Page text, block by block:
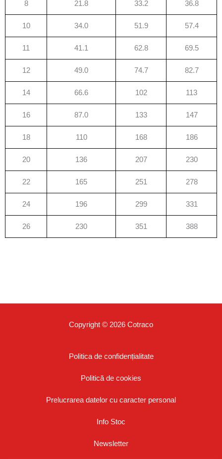
8 21.8 33.2 36.8
10 34.0 51.9 57.4
11 41.1 62.8 69.5
12 49.0 74.7 82.7
14 66.6 102 113
16 87.0 133 147
18 110 168 186
20 136 207 230
22 165 251 278
24 196 299 331
26 230 351 388
Copyright © 2026 Cotraco
Politica de confidențialitate
Politică de cookies
Prelucrarea datelor cu caracter personal
Info Stoc
Newsletter